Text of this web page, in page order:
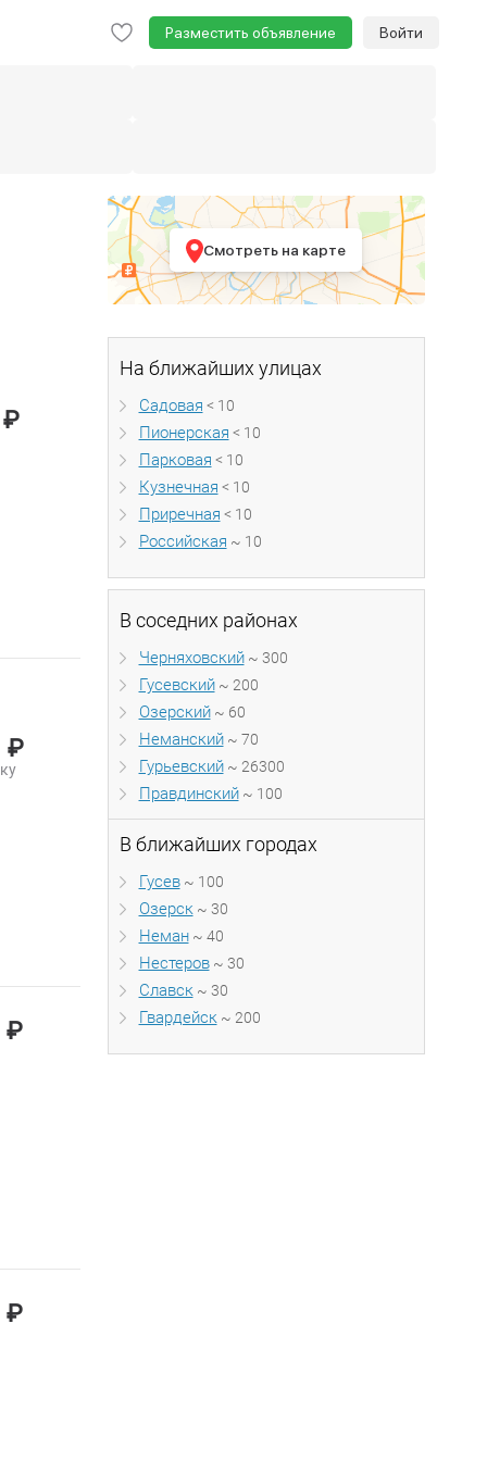
Разместить объявление Войти
Смотреть на карте
На ближайших улицах
Садовая < 10
Пионерская < 10
Парковая < 10
Кузнечная < 10
Приречная < 10
Российская ~ 10
В соседних районах
Черняховский~ 300
Гусевский~ 200
Озерский~ 60
Неманский~ 70
Гурьевский~ 26300
Правдинский~ 100
В ближайших городах
Гусев~ 100
Озерск ~ 30
Неман~ 40
Нестеров~ 30
Славск ~ 30
Гвардейск ~ 200
₽
₽
₽
₽